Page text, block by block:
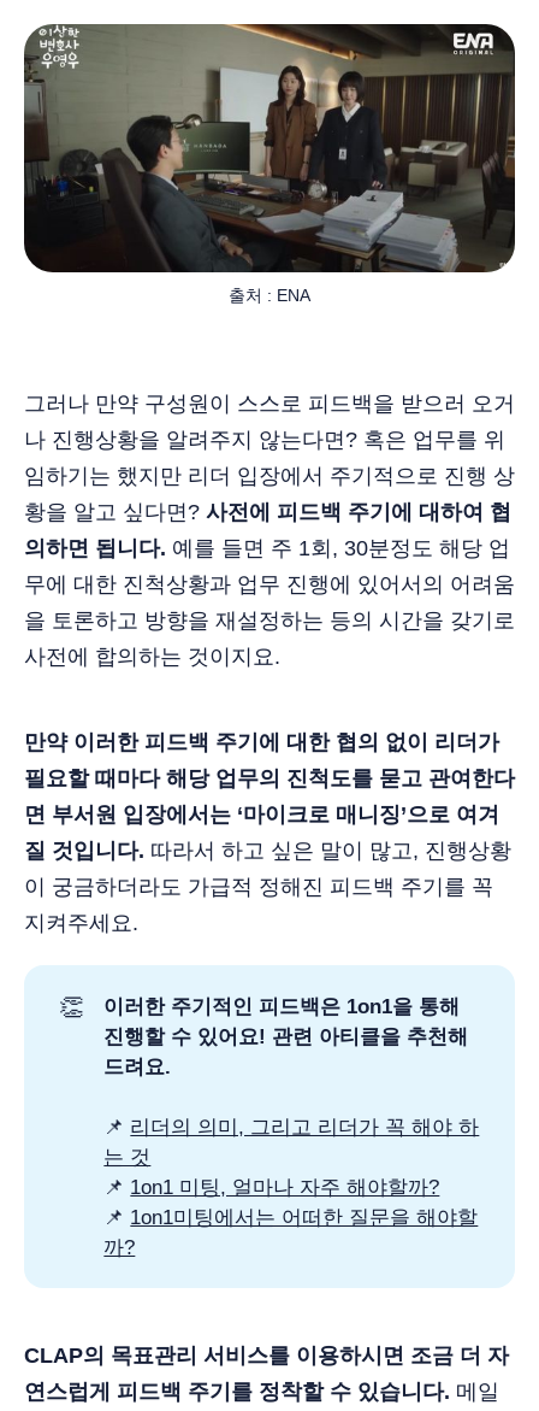
출처 : ENA
그러나 만약 구성원이 스스로 피드백을 받으러 오거
나 진행상황을 알려주지 않는다면? 혹은 업무를 위
임하기는 했지만 리더 입장에서 주기적으로 진행 상
황을 알고 싶다면? 사전에 피드백 주기에 대하여 협
의하면 됩니다. 예를 들면 주 1회, 30분정도 해당 업
무에 대한 진척상황과 업무 진행에 있어서의 어려움
을 토론하고 방향을 재설정하는 등의 시간을 갖기로
사전에 합의하는 것이지요.
만약 이러한 피드백 주기에 대한 협의 없이 리더가
필요할 때마다 해당 업무의 진척도를 묻고 관여한다
면 부서원 입장에서는 ‘마이크로 매니징’으로 여겨
질 것입니다. 따라서 하고 싶은 말이 많고, 진행상황
이 궁금하더라도 가급적 정해진 피드백 주기를 꼭
지켜주세요.
👏
이러한 주기적인 피드백은 1on1을 통해
진행할 수 있어요! 관련 아티클을 추천해
드려요.
📌 리더의 의미, 그리고 리더가 꼭 해야 하
는 것
📌 1on1 미팅, 얼마나 자주 해야할까?
📌 1on1미팅에서는 어떠한 질문을 해야할
까?
CLAP의 목표관리 서비스를 이용하시면 조금 더 자
연스럽게 피드백 주기를 정착할 수 있습니다. 메일